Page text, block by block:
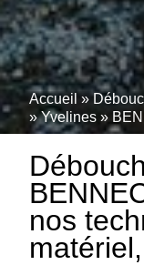
Accueil »
»Yvelines »
nos